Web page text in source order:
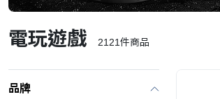
電玩遊戲 2121件商品
品牌